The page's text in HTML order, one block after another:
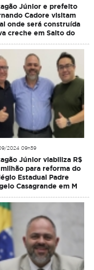
Júnior e prefeito
Cadore visitam
onde será construída
creche em Salto do
2024 09h59
Júnior viabiliza R$
milhão para reforma do
Estadual Padre
Casagrande em M